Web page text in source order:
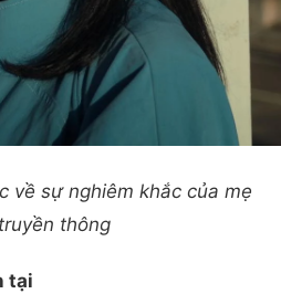
về sự nghiêm khắc của mẹ
thông
tại